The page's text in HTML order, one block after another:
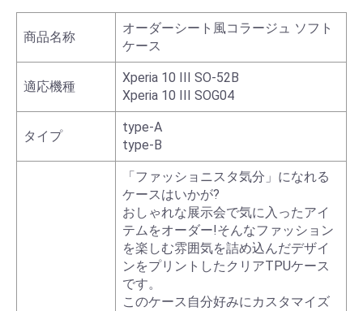
商品名称
オーダーシート風コラージュ ソフト
ケース
適応機種
Xperia 10 III SO-52B
Xperia 10 III SOG04
タイプ
type-A
type-B
「ファッショニスタ気分」になれる
ケースはいかが?
おしゃれな展示会で気に入ったアイ
テムをオーダー!そんなファッション
を楽しむ雰囲気を詰め込んだデザイ
ンをプリントしたクリアTPUケース
です。
このケース自分好みにカスタマイズ